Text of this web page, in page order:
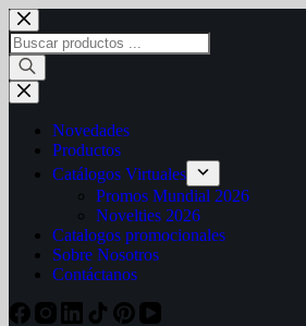
Novedades
Productos
Catálogos Virtuales
Promos Mundial 2026
Novelties 2026
Catalogos promocionales
Sobre Nosotros
Contáctanos